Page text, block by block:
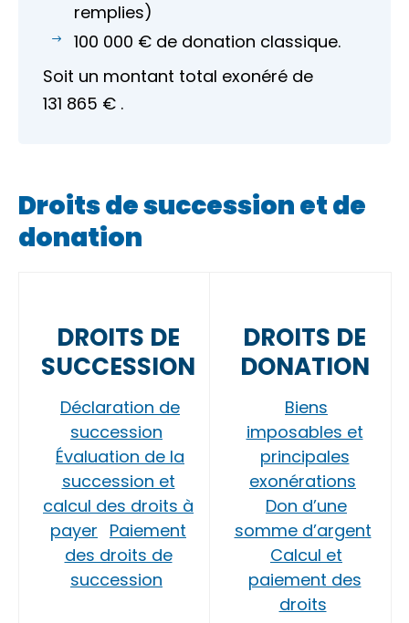
remplies)
100 000 € de donation classique.
Soit un montant total exonéré de
131 865 € .
Droits de succession et de
donation
DROITS DE
SUCCESSION
Déclaration de
succession
Évaluation de la
succession et
calcul des droits à
payer Paiement
des droits de
succession
DROITS DE
DONATION
Biens
imposables et
principales
exonérations
Don d’une
somme d’argent
Calcul et
paiement des
droits